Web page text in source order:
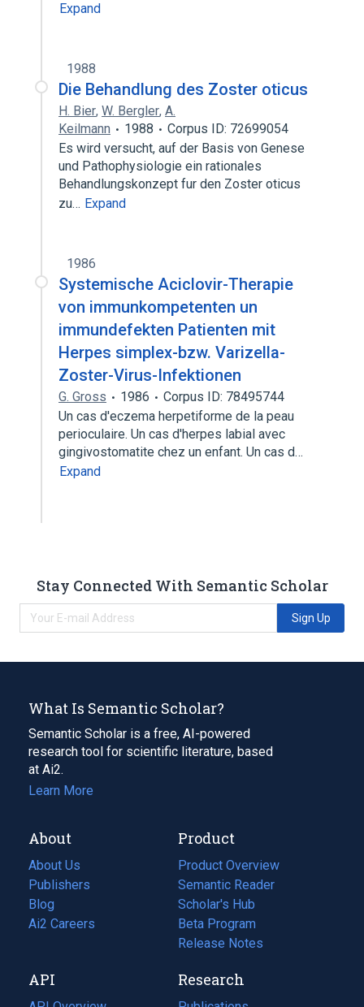
Expand
1988
Die Behandlung des Zoster oticus
H. Bier, W. Bergler, A.
Keilmann
1988
Corpus ID: 72699054
Es wird versucht, auf der Basis von Genese
und Pathophysiologie ein rationales
Behandlungskonzept fur den Zoster oticus
zu… Expand
1986
Systemische Aciclovir-Therapie
von immunkompetenten un
immundefekten Patienten mit
Herpes simplex-bzw. Varizella-
Zoster-Virus-Infektionen
G. Gross 1986
Corpus ID: 78495744
Un cas d'eczema herpetiforme de la peau
perioculaire. Un cas d'herpes labial avec
gingivostomatite chez un enfant. Un cas d…
Expand
Stay Connected With Semantic Scholar
Sign Up
What Is Semantic Scholar?
Semantic Scholar is a free, AI-powered
research tool for scientific literature, based
at Ai2.
Learn More
About
About Us
Publishers
Blog
(opens
in
tab)
Ai2 Careers
(opens
new
tab)
Product
Product Overview
Semantic Reader
Scholar's Hub
Beta Program
Release Notes
API Research